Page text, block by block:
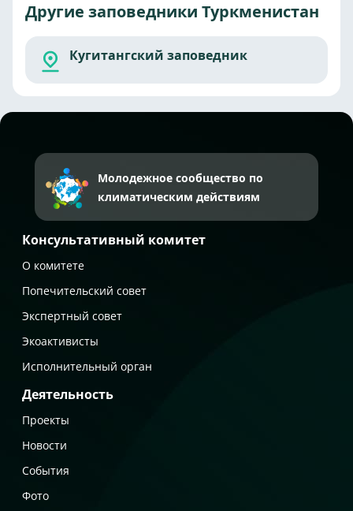
Другие заповедники Туркменистан
Кугитангский заповедник
Молодежное сообщество по
климатическим действиям
Консультативный комитет
О комитете
Попечительский совет
Экспертный совет
Экоактивисты
Исполнительный орган
Деятельность
Проекты
Новости
События
Фото